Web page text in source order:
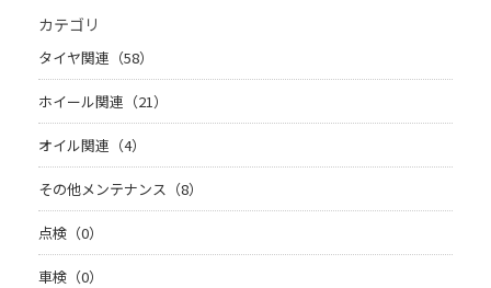
カテゴリ
タイヤ関連（58）
ホイール関連（21）
オイル関連（4）
その他メンテナンス（8）
点検（0）
車検（0）